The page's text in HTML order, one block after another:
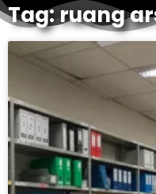
Tag: ruang